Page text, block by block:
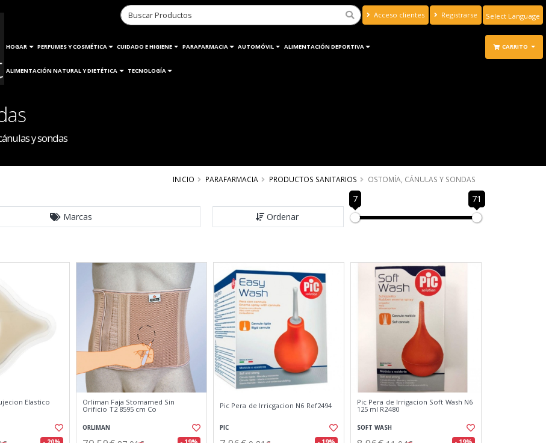
Acceso clientes Registrarse
Translate
HOGAR PERFUMES Y COSMÉTICA CUIDADO E HIGIENE PARAFARMACIA AUTOMÓVIL ALIMENTACIÓN DEPORTIVA
ALIMENTACIÓN NATURAL Y DIETÉTICA TECNOLOGÍA
CARRITO
y sondas
INICIO PARAFARMACIA PRODUCTOS SANITARIOS OSTOMÍA, CÁNULAS Y SONDAS
Marcas Ordenar
7 71
Elastico
Orliman Faja Stomamed Sin
Orificio T2 8595 cm Co
ORLIMAN
Pic Pera de Irricgacion N6 Ref2494
PIC
Pic Pera de Irrigacion Soft Wash N6
125 ml R2480
SOFT WASH